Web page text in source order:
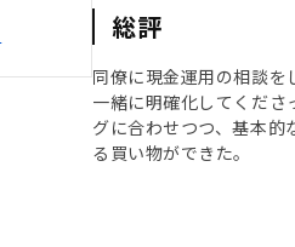
総評
同僚に現金運用の相談
一緒に明確化してくだ
グに合わせつつ、基本
る買い物ができた。